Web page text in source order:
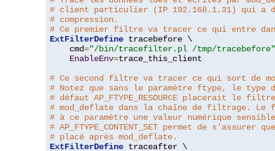
# client particulier (IP 192.168.1.31) qui a
# compression.
# Ce premier filtre va tracer ce qui entre
ExtFilterDefine tracebefore \
    cmd
="/bin/tracefilter.pl /tmp/tracebefore"
EnableEnv=trace_this_client
# Ce second filtre va tracer ce qui sort de
# Notez que sans le paramètre ftype, le
# défaut AP_FTYPE_RESOURCE placerait le
# mod_deflate dans la chaîne de filtrage.
# à ce paramètre une valeur numérique
# AP_FTYPE_CONTENT_SET permet de
# placé après mod_deflate.
ExtFilterDefine traceafter \